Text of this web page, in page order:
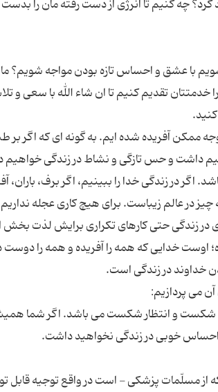
با عشق و احساس تازه بودن مواجه شویم؟
تقدیم كنیم تا ان شاء الله با سعی و
ممكن آفریده شده ایم. به گونه ای كه اگر بر
اگر در زندگی خدا را ببینیم، اگر برف، باران،
در عالم زیباست. برای هیچ كاری عجله
در زندگی حتی كارهای تكراری برایش لذت
اوست خدایی كه همه را آفریده و همه را دوست
شكست و انتظار شكست می باشد. اگر شما
مسلّمات پزشکی - است در واقع توجیه قابل